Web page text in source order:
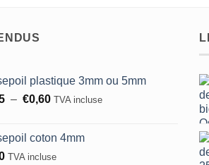
plastique 3mm ou 5mm
– €0,60Plage
€0,45
à
TVA incluse
coton 4mm
TVA incluse